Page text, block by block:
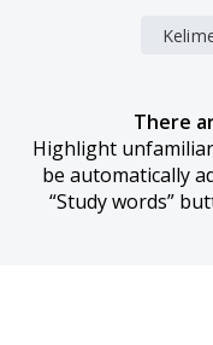
There
Highlight
be automatically
“Study words”